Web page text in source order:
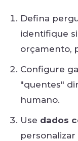
Defina
identifique
orçamento,
Configure
"quentes"
humano.
Use dados